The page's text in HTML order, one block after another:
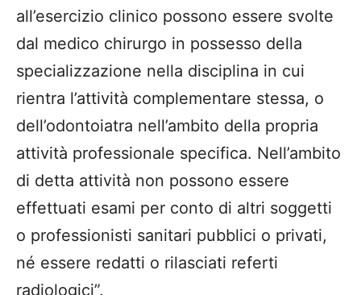
all’esercizio clinico possono essere svolte
dal medico chirurgo in possesso della
specializzazione nella disciplina in cui
rientra l’attività complementare stessa, o
dell’odontoiatra nell’ambito della propria
attività professionale specifica. Nell’ambito
di detta attività non possono essere
effettuati esami per conto di altri soggetti
o professionisti sanitari pubblici o privati,
né essere redatti o rilasciati referti
radiologici”.